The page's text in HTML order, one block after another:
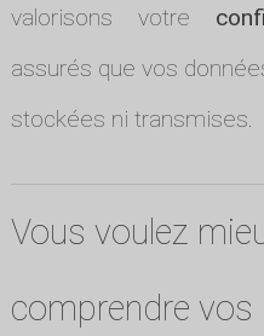
valorisons votre
assurés que vos
stockées ni transmises.
Vous voulez
comprendre vos